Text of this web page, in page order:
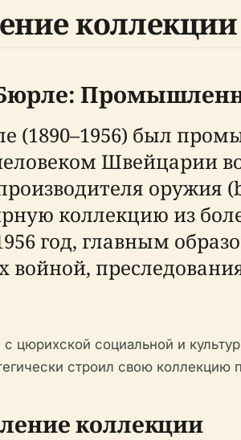
(1890–1956) был
Швейцарии
оружия
коллекцию из
год, главным
войной,
с цюрихской социальной и
строил свою
коллекции